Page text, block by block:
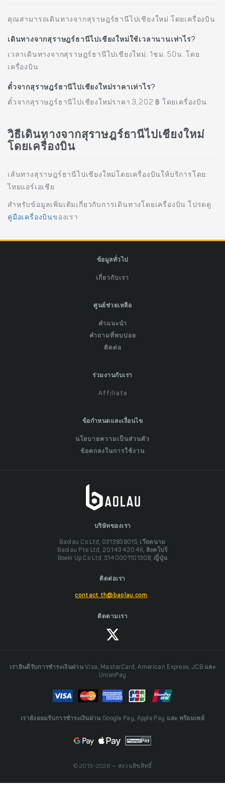
คุณสามารถเดินทางจากสุราษฎร์ธานีไปเชียงใหม่ โดยเครื่องบิน
เดินทางจากสุราษฎร์ธานีไปเชียงใหม่ใช้เวลานานเท่าไร?
เวลาเดินทางจากสุราษฎร์ธานีไปเชียงใหม่: 1ชม. 50น. โดย
เครื่องบิน
ตั๋วจากสุราษฎร์ธานีไปเชียงใหม่ราคาเท่าไร?
ตั๋วจากสุราษฎร์ธานีไปเชียงใหม่ราคา 3,202 ฿ โดยเครื่องบิน
วิธีเดินทางจากสุราษฎร์ธานีไปเชียงใหม่
โดยเครื่องบิน
เส้นทางสุราษฎร์ธานีไปเชียงใหม่โดยเครื่องบินให้บริการโดย:
ไทยแอร์เอเชีย
สำหรับข้อมูลเพิ่มเติมเกี่ยวกับการเดินทางโดยเครื่องบิน โปรดดู
คู่มือเครื่องบินของเรา
ข้อมูลทั่วไป
เกี่ยวกับเรา
ศูนย์ช่วยเหลือ
คำแนะนำ
คำถามที่พบบ่อย
ติดต่อ
ร่วมงานกับเรา
Affiliate
ข้อกำหนดและเงื่อนไข
นโยบายความเป็นส่วนตัว
ข้อตกลงในการใช้งาน
บริษัทของเรา
Baolau Co Ltd, 0313838015, เวียดนาม
Baolau Pte Ltd, 201434204K, สิงคโปร์
Boeki Up Co Ltd, 5140001101308, ญี่ปุ่น
ติดต่อเรา
contact.th@baolau.com
ติดตามเรา
เรายินดีรับการชำระเงินผ่าน Visa, MasterCard, American Express, JCB และ
UnionPay
เรายังยอมรับการชำระเงินผ่าน Google Pay, Apple Pay และ พร้อมเพย์
© 2013-2026 — สงวนลิขสิทธิ์